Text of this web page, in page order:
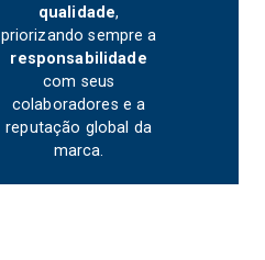
qualidade,
priorizando sempre a
responsabilidade
com seus
colaboradores e a
reputação global da
marca.